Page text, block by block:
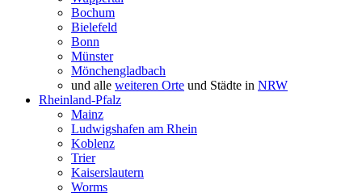
Bochum
Bielefeld
Bonn
Münster
Mönchengladbach
und alle weiteren Orte und Städte in NRW
Rheinland-Pfalz
Mainz
Ludwigshafen am Rhein
Koblenz
Trier
Kaiserslautern
Worms